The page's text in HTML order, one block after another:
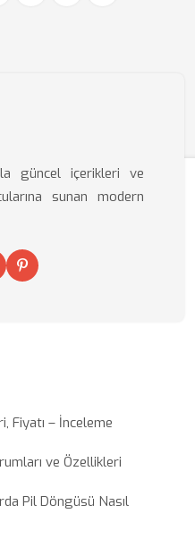
güncel içerikleri ve
sunan modern
Fiyatı – İnceleme
ve Özellikleri
Pil Döngüsü Nasıl